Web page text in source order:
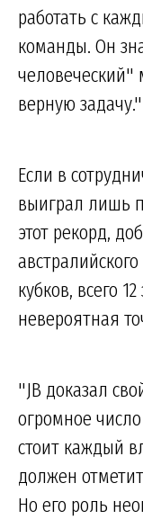
работать с
команды. Он
человеческий"
верную задачу."
Если в
выиграл лишь
этот рекорд,
кубков, всего
невероятная
"JB доказал
огромное
стоит каждый
должен
Но его роль